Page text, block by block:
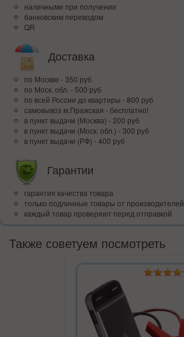
наличными при получении
банковским переводом
QR
Доставка
по Москве - 350 руб
по Моск. обл. - 500 руб
по всей Росcии до квартиры - 800 руб
самовывоз м.Пражская - бесплатно!
в пункт выдачи (Москва) - 200 руб
в пункт выдачи (Моск. обл.) - 300 руб
в пункт выдачи (РФ) - 400 руб
Гарантии
гарантия качества товара
только подлинные товары от производителей
каждый товар проверяют перед отправкой
Также советуем посмотреть